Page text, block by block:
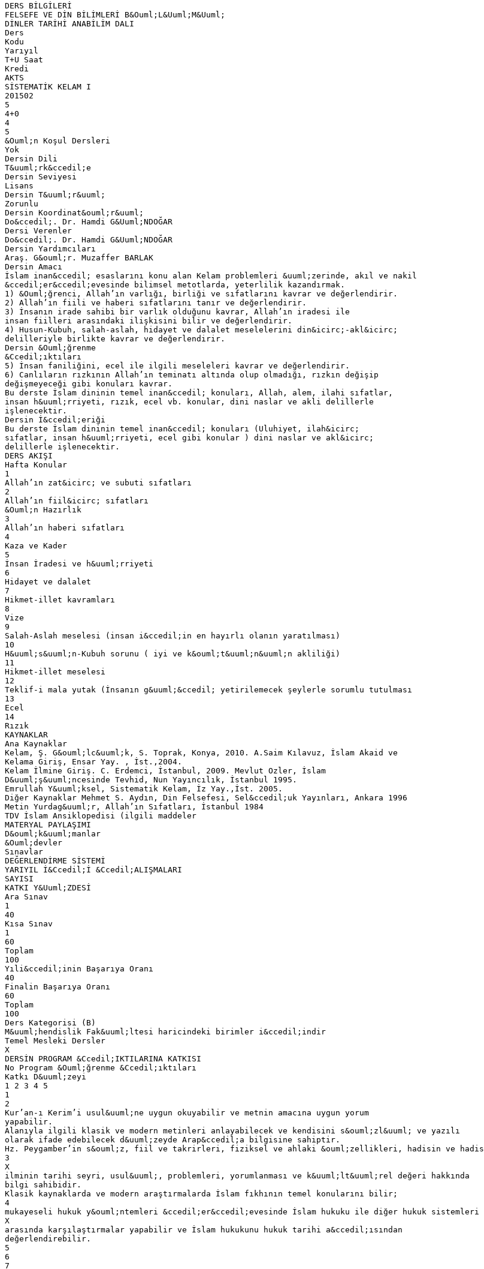
DERS BİLGİLERİ
FELSEFE VE DİN BİLİMLERİ B&Ouml;L&Uuml;M&Uuml;
DİNLER TARİHİ ANABİLİM DALI
Ders
Kodu
Yarıyıl
T+U Saat
Kredi
AKTS
SİSTEMATİK KELAM I
201502
5
4+0
4
5
&Ouml;n Koşul Dersleri
Yok
Dersin Dili
T&uuml;rk&ccedil;e
Dersin Seviyesi
Lisans
Dersin T&uuml;r&uuml;
Zorunlu
Dersin Koordinat&ouml;r&uuml;
Do&ccedil;. Dr. Hamdi G&Uuml;NDOĞAR
Dersi Verenler
Do&ccedil;. Dr. Hamdi G&Uuml;NDOĞAR
Dersin Yardımcıları
Araş. G&ouml;r. Muzaffer BARLAK
Dersin Amacı
İslam inan&ccedil; esaslarını konu alan Kelam problemleri &uuml;zerinde, akıl ve nakil
&ccedil;er&ccedil;evesinde bilimsel metotlarda, yeterlilik kazandırmak.
1) &Ouml;ğrenci, Allah’ın varlığı, birliği ve sıfatlarını kavrar ve değerlendirir.
2) Allah’ın fiili ve haberi sıfatlarını tanır ve değerlendirir.
3) İnsanın irade sahibi bir varlık olduğunu kavrar, Allah’ın iradesi ile
insan fiilleri arasındaki ilişkisini bilir ve değerlendirir.
4) Husun-Kubuh, salah-aslah, hidayet ve dalalet meselelerini din&icirc;-akl&icirc;
delilleriyle birlikte kavrar ve değerlendirir.
Dersin &Ouml;ğrenme
&Ccedil;ıktıları
5) İnsan faniliğini, ecel ile ilgili meseleleri kavrar ve değerlendirir.
6) Canlıların rızkının Allah’ın teminatı altında olup olmadığı, rızkın değişip
değişmeyeceği gibi konuları kavrar.
Bu derste İslam dininin temel inan&ccedil; konuları, Allah, alem, ilahi sıfatlar,
insan h&uuml;rriyeti, rızık, ecel vb. konular, dini naslar ve akli delillerle
işlenecektir.
Dersin İ&ccedil;eriği
Bu derste İslam dininin temel inan&ccedil; konuları (Uluhiyet, ilah&icirc;
sıfatlar, insan h&uuml;rriyeti, ecel gibi konular ) dini naslar ve akl&icirc;
delillerle işlenecektir.
DERS AKIŞI
Hafta Konular
1
Allah’ın zat&icirc; ve subuti sıfatları
2
Allah’ın fiil&icirc; sıfatları
&Ouml;n Hazırlık
3
Allah’ın haberi sıfatları
4
Kaza ve Kader
5
İnsan İradesi ve h&uuml;rriyeti
6
Hidayet ve dalalet
7
Hikmet-illet kavramları
8
Vize
9
Salah-Aslah meselesi (insan i&ccedil;in en hayırlı olanın yaratılması)
10
H&uuml;s&uuml;n-Kubuh sorunu ( iyi ve k&ouml;t&uuml;n&uuml;n akliliği)
11
Hikmet-illet meselesi
12
Teklif-i mala yutak (İnsanın g&uuml;&ccedil; yetirilemecek şeylerle sorumlu tutulması
13
Ecel
14
Rızık
KAYNAKLAR
Ana Kaynaklar
Kelam, Ş. G&ouml;lc&uuml;k, S. Toprak, Konya, 2010. A.Saim Kılavuz, İslam Akaid ve
Kelama Giriş, Ensar Yay. , İst.,2004.
Kelam İlmine Giriş. C. Erdemci, İstanbul, 2009. Mevlut Ozler, İslam
D&uuml;ş&uuml;ncesinde Tevhid, Nun Yayıncılık, İstanbul 1995.
Emrullah Y&uuml;ksel, Sistematik Kelam, İz Yay.,İst. 2005.
Diğer Kaynaklar Mehmet S. Aydın, Din Felsefesi, Sel&ccedil;uk Yayınları, Ankara 1996
Metin Yurdag&uuml;r, Allah’ın Sıfatları, İstanbul 1984
TDV İslam Ansiklopedisi (ilgili maddeler
MATERYAL PAYLAŞIMI
D&ouml;k&uuml;manlar
&Ouml;devler
Sınavlar
DEĞERLENDİRME SİSTEMİ
YARIYIL İ&Ccedil;İ &Ccedil;ALIŞMALARI
SAYISI
KATKI Y&Uuml;ZDESİ
Ara Sınav
1
40
Kısa Sınav
1
60
Toplam
100
Yıli&ccedil;inin Başarıya Oranı
40
Finalin Başarıya Oranı
60
Toplam
100
Ders Kategorisi (B)
M&uuml;hendislik Fak&uuml;ltesi haricindeki birimler i&ccedil;indir
Temel Mesleki Dersler
X
DERSİN PROGRAM &Ccedil;IKTILARINA KATKISI
No Program &Ouml;ğrenme &Ccedil;ıktıları
Katkı D&uuml;zeyi
1 2 3 4 5
1
2
Kur’an-ı Kerim’i usul&uuml;ne uygun okuyabilir ve metnin amacına uygun yorum
yapabilir.
Alanıyla ilgili klasik ve modern metinleri anlayabilecek ve kendisini s&ouml;zl&uuml; ve yazılı
olarak ifade edebilecek d&uuml;zeyde Arap&ccedil;a bilgisine sahiptir.
Hz. Peygamber’in s&ouml;z, fiil ve takrirleri, fiziksel ve ahlaki &ouml;zellikleri, hadisin ve hadis
3
X
ilminin tarihi seyri, usul&uuml;, problemleri, yorumlanması ve k&uuml;lt&uuml;rel değeri hakkında
bilgi sahibidir.
Klasik kaynaklarda ve modern araştırmalarda İslam fıkhının temel konularını bilir;
4
mukayeseli hukuk y&ouml;ntemleri &ccedil;er&ccedil;evesinde İslam hukuku ile diğer hukuk sistemleri
X
arasında karşılaştırmalar yapabilir ve İslam hukukunu hukuk tarihi a&ccedil;ısından
değerlendirebilir.
5
6
7